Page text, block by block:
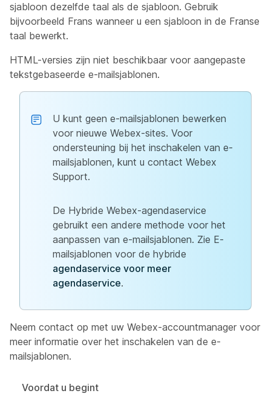
sjabloon dezelfde taal als de sjabloon. Gebruik
bijvoorbeeld Frans wanneer u een sjabloon in de Franse
taal bewerkt.
HTML-versies zijn niet beschikbaar voor aangepaste
tekstgebaseerde e-mailsjablonen.
U kunt geen e-mailsjablonen bewerken
voor nieuwe Webex-sites. Voor
ondersteuning bij het inschakelen van e-
mailsjablonen, kunt u contact Webex
Support.
De Hybride Webex-agendaservice
gebruikt een andere methode voor het
aanpassen van e-mailsjablonen. Zie E-
mailsjablonen voor de hybride
agendaservice voor meer
agendaservice.
Neem contact op met uw Webex-accountmanager voor
meer informatie over het inschakelen van de e-
mailsjablonen.
Voordat u begint